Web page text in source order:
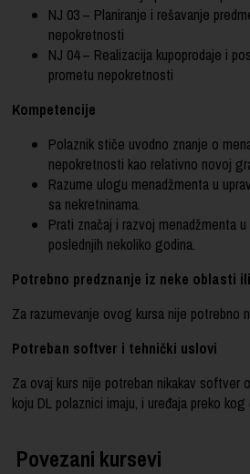
NJ 03 – Planiranje i rešavanje
nepokretnosti
NJ 04 – Realizacija kupoprodaje i
prometu nepokretnosti
Kompetencije
Polaznik stiče uvodno znanje o
nepokretnosti kao relativno novoj
Razume ulogu menadžmenta u
sa nekretninama.
Prati značaj i razvoj menadžmenta
poslednjih nekoliko godina.
Potrebno predznanje iz neke oblasti
Za razumevanje ovog kursa nije potrebno
Potreban softver i tehnički uslovi
Za ovaj kurs nije potreban nikakav softver
koju DL polaznici imaju, i uređaja preko
Povezani kursevi